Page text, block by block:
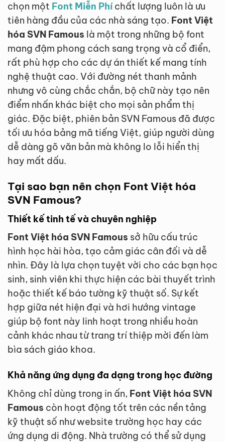
chọn một Font Miễn Phíchất lượng luôn là ưu
tiên hàng đầu của các nhà sáng tạo. Font Việt
hóa SVN Famous là một trong những bộ font
mang đậm phong cách sang trọng và cổ điển,
rất phù hợp cho các dự án thiết kế mang tính
nghệ thuật cao. Với đường nét thanh mảnh
nhưng vô cùng chắc chắn, bộ chữ này tạo nên
điểm nhấn khác biệt cho mọi sản phẩm thị
giác. Đặc biệt, phiên bản SVN Famous đã được
tối ưu hóa bảng mã tiếng Việt, giúp người dùng
dễ dàng gõ văn bản mà không lo lỗi hiển thị
hay mất dấu.
Tại sao bạn nên chọn Font Việt hóa
SVN Famous?
Thiết kế tinh tế và chuyên nghiệp
Font Việt hóa SVN Famous sở hữu cấu trúc
hình học hài hòa, tạo cảm giác cân đối và dễ
nhìn. Đây là lựa chọn tuyệt vời cho các bạn học
sinh, sinh viên khi thực hiện các bài thuyết trình
hoặc thiết kế báo tường kỹ thuật số. Sự kết
hợp giữa nét hiện đại và hơi hướng vintage
giúp bộ font này linh hoạt trong nhiều hoàn
cảnh khác nhau từ trang trí thiệp mời đến làm
bìa sách giáo khoa.
Khả năng ứng dụng đa dạng trong học đường
Không chỉ dùng trong in ấn, Font Việt hóa SVN
Famous còn hoạt động tốt trên các nền tảng
kỹ thuật số như website trường học hay các
ứng dụng di động. Nhà trường có thể sử dụng